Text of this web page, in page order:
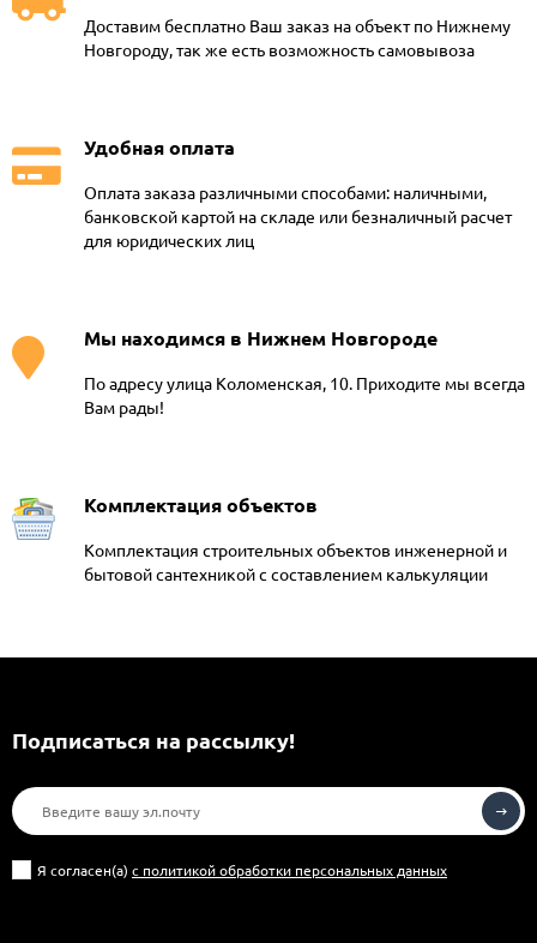
Доставим бесплатно Ваш заказ на объект по Нижнему
Новгороду, так же есть возможность самовывоза
Удобная оплата
Оплата заказа различными способами: наличными,
банковской картой на складе или безналичный расчет
для юридических лиц
Мы находимся в Нижнем Новгороде
По адресу улица Коломенская, 10. Приходите мы всегда
Вам рады!
Комплектация объектов
Комплектация строительных объектов инженерной и
бытовой сантехникой с составлением калькуляции
Подписаться на рассылкy!
Я согласен(a) с политикой обработки персональных данных